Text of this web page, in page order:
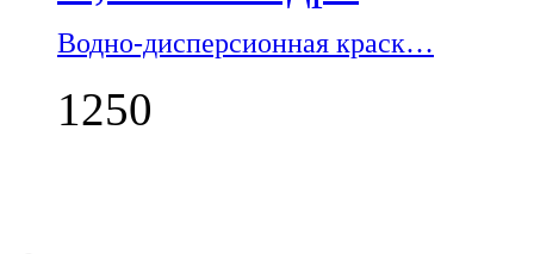
Водно-дисперсионная краск…
1250